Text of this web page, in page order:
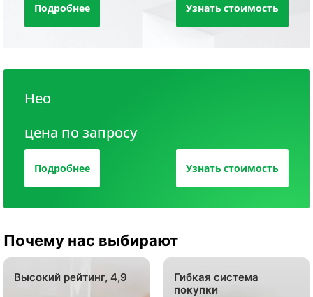
Подробнее Узнать стоимость
Нео
цена по запросу
Подробнее Узнать стоимость
Почему нас выбирают
Высокий рейтинг, 4,9
Гибкая система
покупки